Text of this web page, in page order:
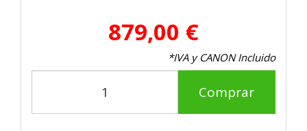
879,00 €
*IVA y CANON Incluido
Comprar